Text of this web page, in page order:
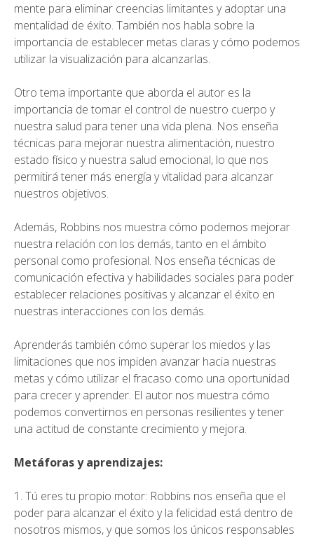
mente para eliminar creencias limitantes y adoptar una
mentalidad de éxito. También nos habla sobre la
importancia de establecer metas claras y cómo podemos
utilizar la visualización para alcanzarlas.
Otro tema importante que aborda el autor es la
importancia de tomar el control de nuestro cuerpo y
nuestra salud para tener una vida plena. Nos enseña
técnicas para mejorar nuestra alimentación, nuestro
estado físico y nuestra salud emocional, lo que nos
permitirá tener más energía y vitalidad para alcanzar
nuestros objetivos.
Además, Robbins nos muestra cómo podemos mejorar
nuestra relación con los demás, tanto en el ámbito
personal como profesional. Nos enseña técnicas de
comunicación efectiva y habilidades sociales para poder
establecer relaciones positivas y alcanzar el éxito en
nuestras interacciones con los demás.
Aprenderás también cómo superar los miedos y las
limitaciones que nos impiden avanzar hacia nuestras
metas y cómo utilizar el fracaso como una oportunidad
para crecer y aprender. El autor nos muestra cómo
podemos convertirnos en personas resilientes y tener
una actitud de constante crecimiento y mejora.
Metáforas y aprendizajes:
1. Tú eres tu propio motor: Robbins nos enseña que el
poder para alcanzar el éxito y la felicidad está dentro de
nosotros mismos, y que somos los únicos responsables